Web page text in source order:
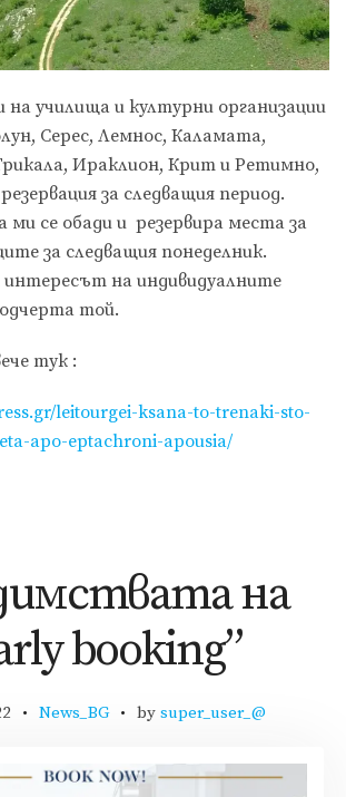
училища и културни организации
Серес, Лемнос, Каламата,
Ираклион, Крит и Ретимно,
за следващия период.
ми се обади и резервира места за
за следващия понеделник.
на индивидуалните
той.
тук :
leitourgei-ksana-to-trenaki-sto-
apo-eptachroni-apousia/
на
booking”
News_BG by super_user_@